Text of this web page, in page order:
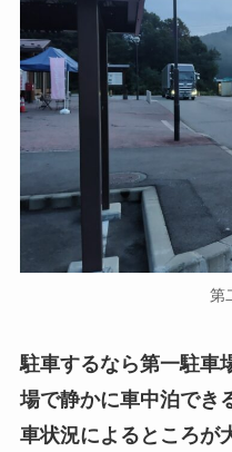
第
駐車するなら第一駐車
場で静かに車中泊でき
車状況によるところが